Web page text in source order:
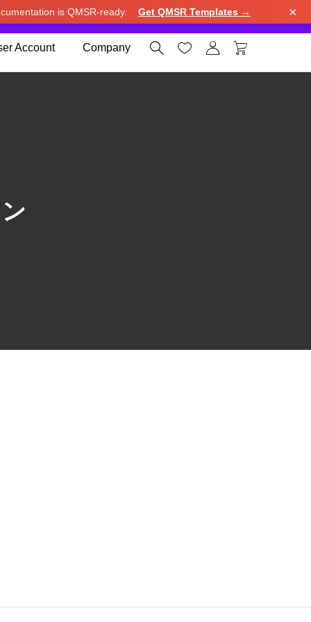
is QMSR-ready. Get QMSR Templates → ×
Account Company    
Use United States (US) dollar instead. Dismiss